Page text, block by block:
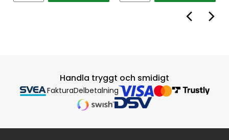
Handla tryggt och smidigt
FakturaDelbetalning